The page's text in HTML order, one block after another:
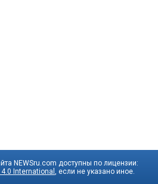
NEWSru.com доступны по лицензии:
International
, если не указано иное.